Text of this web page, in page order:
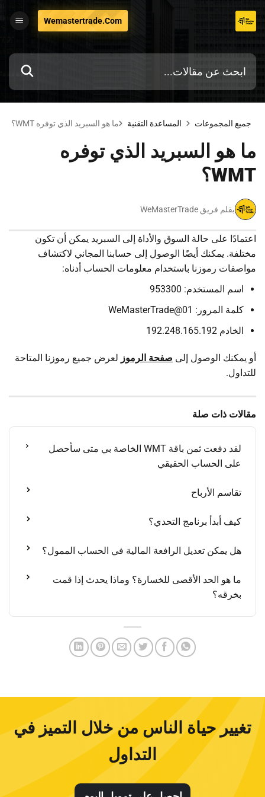
إلى
Wemastertrade.com
جميع المجموعات المساعدة التقنية ما هو السبريد الذي توفره WMT؟
ما هو السبريد الذي توفره
WMT؟
بقلم فريق WeMasterTrade
اعتمادًا على حالة السوق والأداة إلى السبريد يمكن أن تكون
مختلفة. يمكنك أيضًا الوصول إلى حسابنا المجاني لاكتشاف
مواصفات رموزنا باستخدام معلومات الحساب أدناه:
اسم المستخدم: 953300
كلمة المرور: WeMasterTrade@01
الخادم 192.248.165.192
أو يمكنك الوصول إلى صفحة الرموز لعرض جميع رموزنا المتاحة
للتداول.
مقالات ذات صلة
لقد دفعت ثمن باقة WMT الخاصة بي متى سأحصل
على الحساب الحقيقي
تقاسم الأرباح
كيف أبدأ برنامج التحدي؟
هل يمكن تعديل الرافعة المالية في الحساب الممول؟
ما هو الحد الأقصى للخسارة؟ وماذا يحدث إذا قمت
بخرقه؟
تغيير حياة الناس من خلال التميز في
التداول